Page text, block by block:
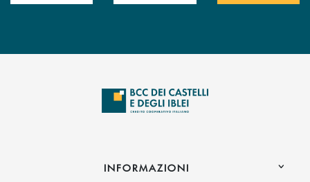
INFORMAZIONI